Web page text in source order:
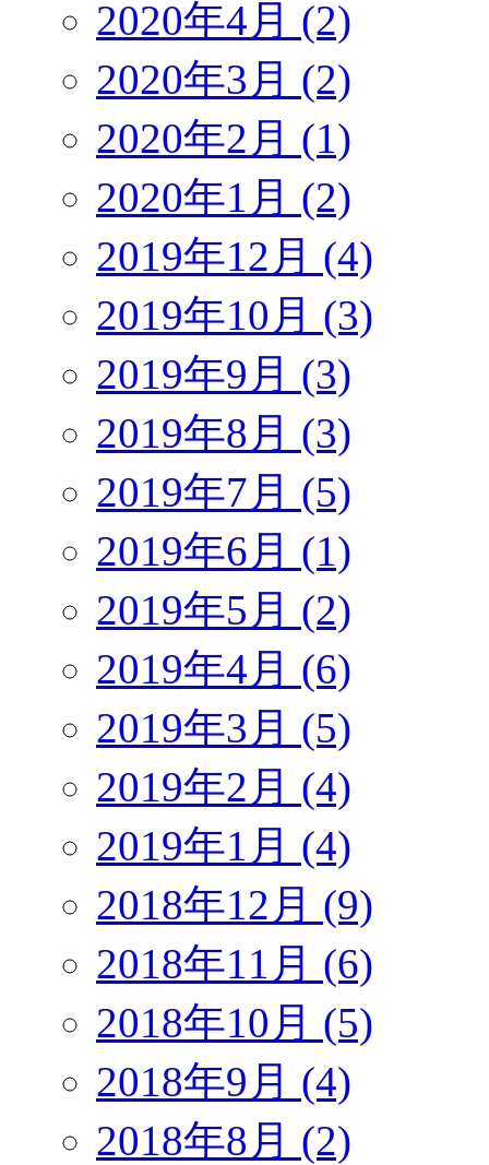
2020年4月 (2)
2020年3月 (2)
2020年2月 (1)
2020年1月 (2)
2019年12月 (4)
2019年10月 (3)
2019年9月 (3)
2019年8月 (3)
2019年7月 (5)
2019年6月 (1)
2019年5月 (2)
2019年4月 (6)
2019年3月 (5)
2019年2月 (4)
2019年1月 (4)
2018年12月 (9)
2018年11月 (6)
2018年10月 (5)
2018年9月 (4)
2018年8月 (2)